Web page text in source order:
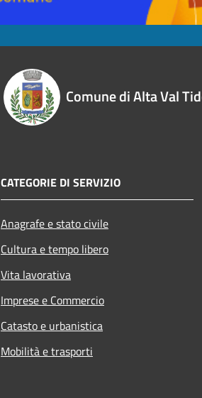
Comune di Alta Val
CATEGORIE DI SERVIZIO
Anagrafe e stato civile
Cultura e tempo libero
Vita lavorativa
Imprese e Commercio
Catasto e urbanistica
Mobilità e trasporti